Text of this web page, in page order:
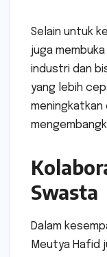
Selain untuk
juga
industri dan
yang lebih
Swasta
Dalam
Meutya Hafid